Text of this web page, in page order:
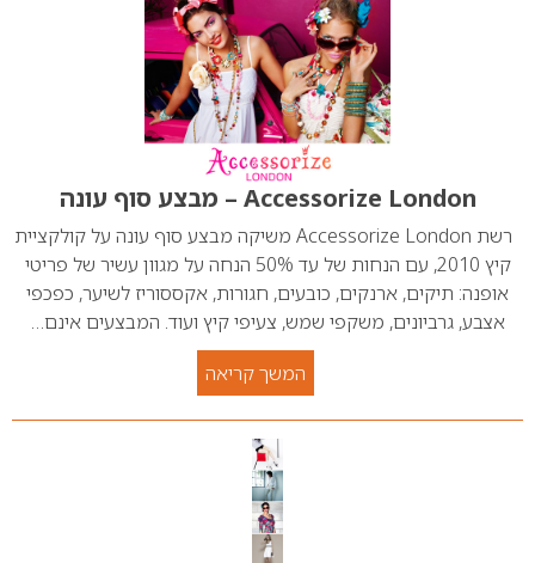
Accessorize London – מבצע סוף עונה
רשת Accessorize London משיקה מבצע סוף עונה על קולקציית
קיץ 2010, עם הנחות של עד 50% הנחה על מגוון עשיר של פריטי
אופנה: תיקים, ארנקים, כובעים, חגורות, אקססוריז לשיער, כפכפי
אצבע, גרביונים, משקפי שמש, צעיפי קיץ ועוד. המבצעים אינם…
המשך קריאה